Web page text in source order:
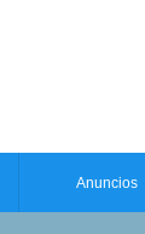
Anuncios